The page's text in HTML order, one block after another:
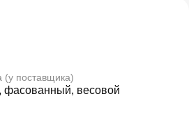
(у поставщика)
фасованный, весовой